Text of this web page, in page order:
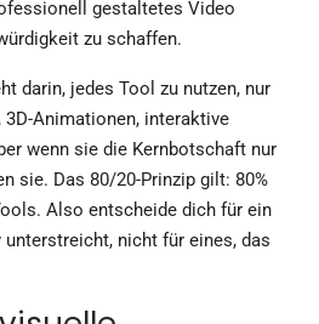
gestaltetes Video
zu schaffen.
darin, jedes Tool zu nutzen, nur
Animationen, interaktive
wenn sie die Kernbotschaft nur
sie. Das 80/20-Prinzip gilt: 80%
Also entscheide dich für ein
unterstreicht, nicht für eines, das